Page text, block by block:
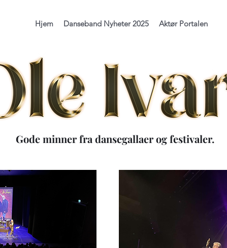
Hjem Danseband Nyheter 2025 Aktør Portalen
Gode minner fra dansegallaer og festivaler.